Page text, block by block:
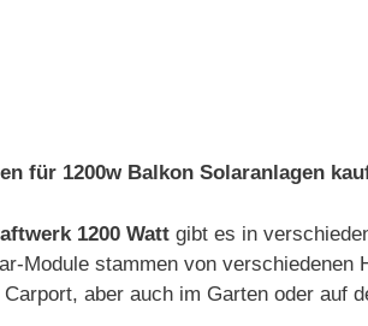
für 1200w Balkon Solaranlagen
1200 Watt gibt es in
Module stammen von verschiedenen
aber auch im Garten oder auf